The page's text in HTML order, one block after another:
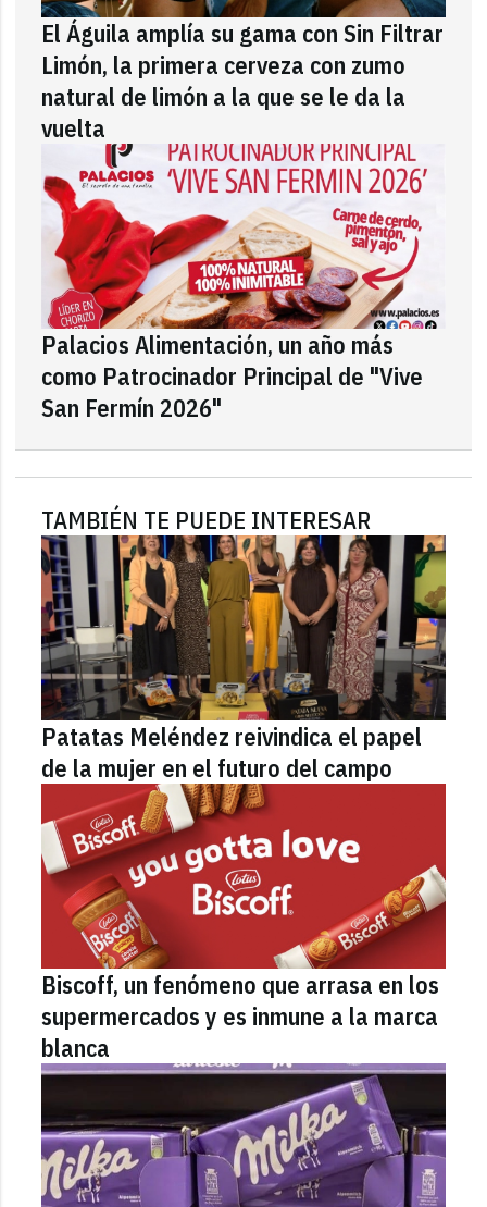
El Águila amplía su gama con Sin Filtrar
Limón, la primera cerveza con zumo
natural de limón a la que se le da la
vuelta
Palacios Alimentación, un año más
como Patrocinador Principal de "Vive
San Fermín 2026"
TAMBIÉN TE PUEDE INTERESAR
Patatas Meléndez reivindica el papel
de la mujer en el futuro del campo
Biscoff, un fenómeno que arrasa en los
supermercados y es inmune a la marca
blanca